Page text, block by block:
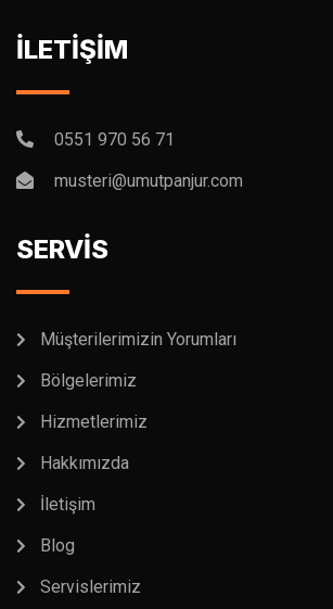
İLETİŞİM
0551 970 56 71
musteri@umutpanjur.com
SERVİS
Müşterilerimizin Yorumları
Bölgelerimiz
Hizmetlerimiz
Hakkımızda
İletişim
Blog
Servislerimiz